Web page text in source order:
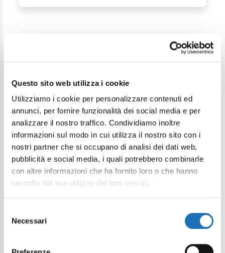
Questo sito web utilizza i cookie
Utilizziamo i cookie per personalizzare contenuti ed
annunci, per fornire funzionalità dei social media e per
analizzare il nostro traffico. Condividiamo inoltre
informazioni sul modo in cui utilizza il nostro sito con i
nostri partner che si occupano di analisi dei dati web,
pubblicità e social media, i quali potrebbero combinarle
con altre informazioni che ha fornito loro o che hanno
raccolto dal suo utilizzo dei loro servizi.
delNecessari
Continua a esplorare
Il tuo viaggio digitale dentro Cesenatico